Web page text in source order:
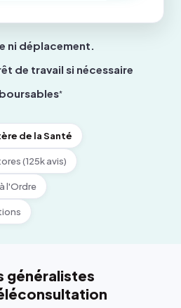
ni déplacement.
de travail si nécessaire
*
de la Santé
(125k avis)
l'Ordre
généralistes